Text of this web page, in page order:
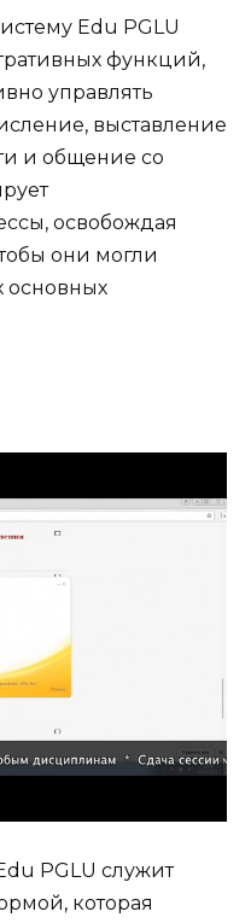
Edu PGLU
функций,
управлять
выставление
и общение со
освобождая
они могли
основных
PGLU служит
которая